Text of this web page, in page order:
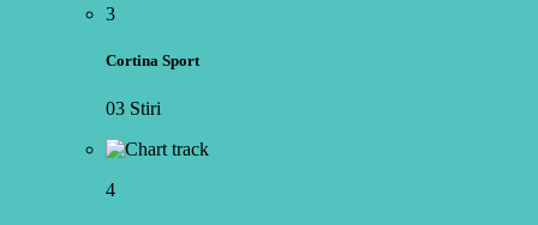
3
Cortina Sport
03 Stiri
4